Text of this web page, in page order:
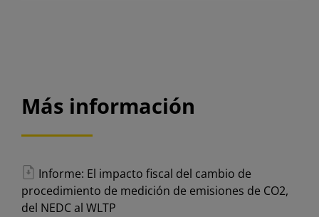
Más información
Informe: El impacto fiscal del cambio de
procedimiento de medición de emisiones de CO2,
del NEDC al WLTP